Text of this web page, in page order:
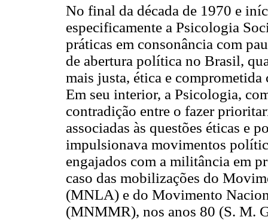
No final da década de 1970 e
especificamente a Psicologia
práticas em consonância com
de abertura política no Brasil,
mais justa, ética e
Em seu interior, a Psicologia,
contradição entre o fazer
associadas às questões éticas e
impulsionava movimentos
engajados com a militância em
caso das mobilizações do
(MNLA) e do Movimento
(MNMMR), nos anos 80 (S. M.